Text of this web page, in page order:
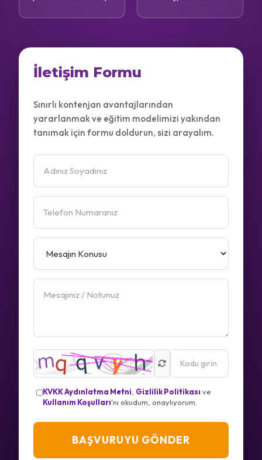
İletişim Formu
Sınırlı kontenjan avantajlarından
yararlanmak ve eğitim modelimizi yakından
tanımak için formu doldurun, sizi arayalım.
KVKK Aydınlatma Metni Gizlilik Politikası ve
Kullanım Koşulları'nı okudum, onaylıyorum.
BAŞVURUYU GÖNDER